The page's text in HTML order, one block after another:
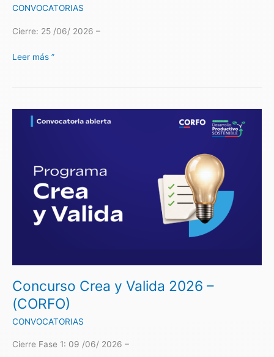
CONVOCATORIAS
Cierre: 25 /06/ 2026 –
Leer más ”
Concurso Crea y Valida 2026 –
(CORFO)
CONVOCATORIAS
Cierre Fase 1: 09 /06/ 2026 –
Concurso
(CORFO)